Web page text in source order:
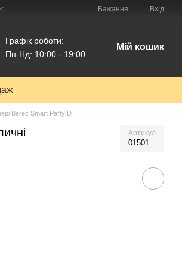
Бажання Вхід
Графік роботи:
Пн-Нд: 10:00 - 19:00
Мій кошик
Berez Smart Party D
Артикул
01501